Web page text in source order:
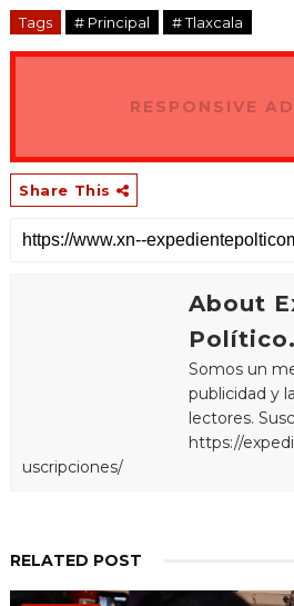
Tags # Principal # Tlaxcala
RESPONSIVE
Share This
About
Somos un
publicidad y
lectores.
https://
uscripciones/
RELATED POST